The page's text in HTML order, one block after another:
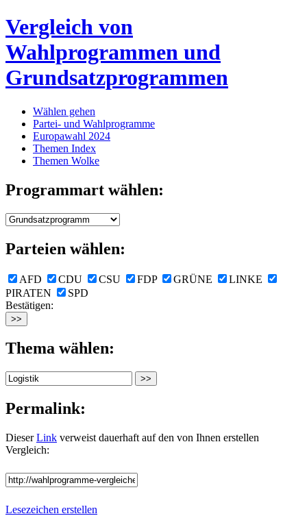
Vergleich von
Wahlprogrammen und
Grundsatzprogrammen
Wählen gehen
Partei- und Wahlprogramme
Europawahl 2024
Themen Index
Themen Wolke
Programmart wählen:
Parteien wählen:
AFD CDU CSU FDP GRÜNE
LINKE
PIRATEN
SPD
Bestätigen:
Thema wählen:
Permalink:
DieserLink verweist dauerhaft auf den von Ihnen erstellen
Vergleich:
Lesezeichen erstellen